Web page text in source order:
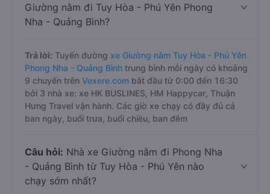
Giường nằm đi Tuy Hòa - Phú Yên Phong
Nha - Quảng Bình?
Trả lời: Tuyến đường xe Giường nằm Tuy Hòa - Phú Yên
Phong Nha - Quảng Bình trung bình mỗi ngày có khoảng
9 chuyến trên Vexere.com bắt đầu từ 0:00 đến 16:30
bởi 3 nhà xe: xe HK BUSLINES, HM Happycar, Thuận
Hưng Travel vận hành. Các giờ xe chạy có đầy đủ cả
ban ngày, buổi trưa, buổi chiều, ban đêm
Câu hỏi: Nhà xe Giường nằm đi Phong Nha
- Quảng Bình từ Tuy Hòa - Phú Yên nào
chạy sớm nhất?